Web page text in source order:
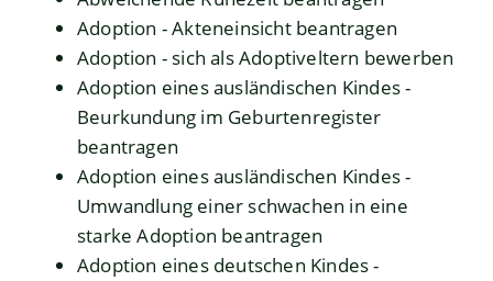
Adoption - Akteneinsicht beantragen
Adoption - sich als Adoptiveltern bewerben
Adoption eines ausländischen Kindes -
Beurkundung im Geburtenregister
beantragen
Adoption eines ausländischen Kindes -
Umwandlung einer schwachen in eine
starke Adoption beantragen
Adoption eines deutschen Kindes -